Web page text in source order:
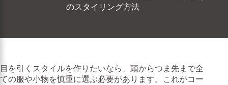
のスタイリング方法
目を引くスタイルを作りたいなら、頭からつま先まで全
ての服や小物を慎重に選ぶ必要があります。これがコー